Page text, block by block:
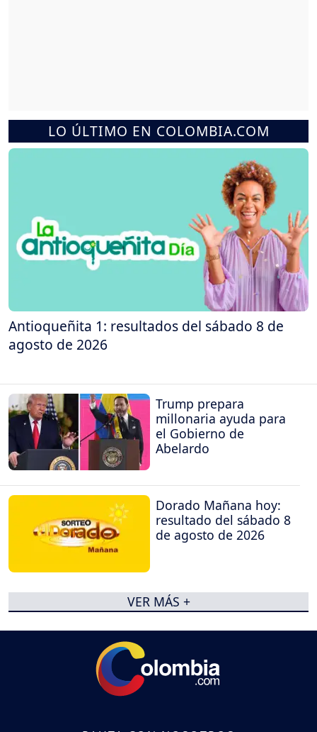
LO ÚLTIMO EN COLOMBIA.COM
Antioqueñita 1: resultados del sábado 8 de
agosto de 2026
Trump prepara
millonaria ayuda para
el Gobierno de
Abelardo
Dorado Mañana hoy:
resultado del sábado 8
de agosto de 2026
VER MÁS +